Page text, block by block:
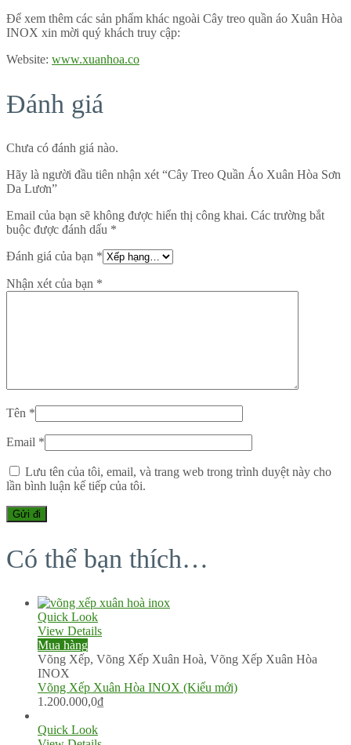
Để xem thêm các sản phẩm khác ngoài Cây treo quần áo Xuân Hòa
INOX xin mời quý khách truy cập:
Website: www.xuanhoa.co
Đánh giá
Chưa có đánh giá nào.
Hãy là người đầu tiên nhận xét “Cây Treo Quần Áo Xuân Hòa Sơn
Da Lươn”
Email của bạn sẽ không được hiển thị công khai. Các trường bắt
buộc được đánh dấu *
Đánh giá của bạn *
Nhận xét của bạn *
Tên *
Email *
Lưu tên của tôi, email, và trang web trong trình duyệt này cho
lần bình luận kế tiếp của tôi.
Có thể bạn thích…
Quick Look
View Details
Mua hàng
Võng Xếp, Võng Xếp Xuân Hoà, Võng Xếp Xuân Hòa
INOX
Võng Xếp Xuân Hòa INOX (Kiểu mới)
1.200.000,0₫
Quick Look